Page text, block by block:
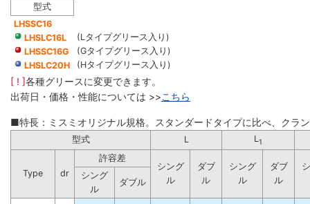
型式
LHSSC16
LHSLC16L
LHSSC16G
LHSLC20H
(Lタイプグリース入り)
(Gタイプグリース入り)
(Hタイプグリース入り)
[ ! ]各種グリースに変更できます。
出荷日・価格・性能については >>こちら
■特長：ミスミオリジナル規格。スタンダードタイプに比べ、クラ
型式 L L 1
Type dr
許容差
シング
ル
ダブ
ル
シング
ル
ダブ
ル
シング
ル
ダブル